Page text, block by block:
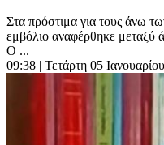
Στα πρόστιμα για τους άνω
εμβόλιο αναφέρθηκε
Ο ...
09:38 | Τετάρτη 05